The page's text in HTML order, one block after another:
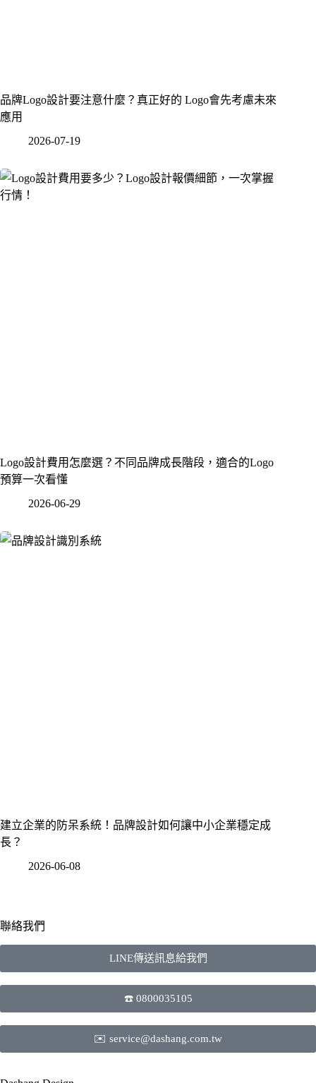
品牌Logo設計要注意什麼？真正好的 Logo會先考慮未來
應用
2026-07-19
Logo設計費用怎麼選？不同品牌成長階段，適合的Logo
預算一次看懂
2026-06-29
建立企業的防呆系統！品牌設計如何讓中小企業穩定成
長？
2026-06-08
聯絡我們
LINE傳送訊息給我們
☎️ 0800035105
✉️ service@dashang.com.tw